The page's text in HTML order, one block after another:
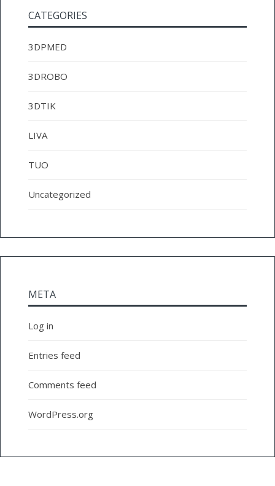
CATEGORIES
3DPMED
3DROBO
3DTIK
LIVA
TUO
Uncategorized
META
Log in
Entries feed
Comments feed
WordPress.org